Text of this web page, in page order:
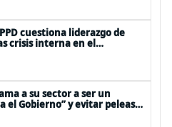
cuestiona liderazgo de
crisis interna en el
incapaz de ordenar la casa”
a su sector a ser un
el Gobierno” y evitar peleas
Squella-Pavez